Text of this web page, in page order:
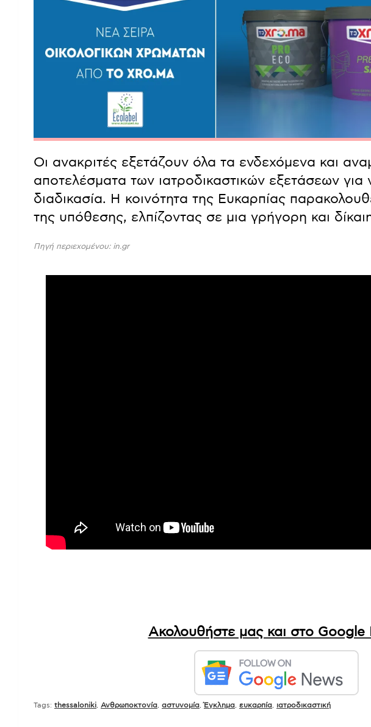
Οι ανακριτές εξετάζουν όλα τα ενδεχόμενα και
αποτελέσματα των ιατροδικαστικών εξετάσεων
διαδικασία. Η κοινότητα της Ευκαρπίας
της υπόθεσης, ελπίζοντας σε μια γρήγορη και
Πηγή περιεχομένου: in.gr
Ακολουθήστε μας και στο Google
Tags: thessaloniki Ανθρωποκτονία αστυνομία ,Έγκλημα ευκαρπία ιατροδικαστική